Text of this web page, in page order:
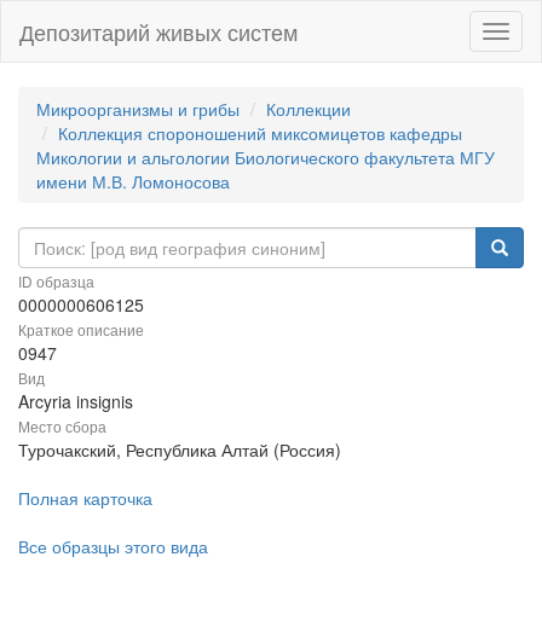
Депозитарий живых систем
Микроорганизмы и грибы
Коллекции
Коллекция спороношений миксомицетов кафедры
Микологии и альгологии Биологического факультета МГУ
имени М.В. Ломоносова
ID образца
0000000606125
Краткое описание
0947
Вид
Arcyria insignis
Место сбора
Турочакский, Республика Алтай (Россия)
Полная карточка
Все образцы этого вида